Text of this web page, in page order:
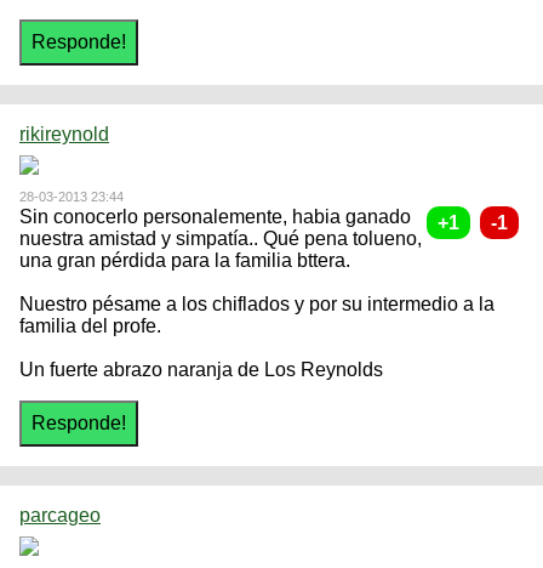
rikireynold
28-03-2013 23:44
Sin conocerlo personalemente, habia ganado
nuestra amistad y simpatía.. Qué pena tolueno,
una gran pérdida para la familia bttera.
Nuestro pésame a los chiflados y por su intermedio a la
familia del profe.
Un fuerte abrazo naranja de Los Reynolds
parcageo